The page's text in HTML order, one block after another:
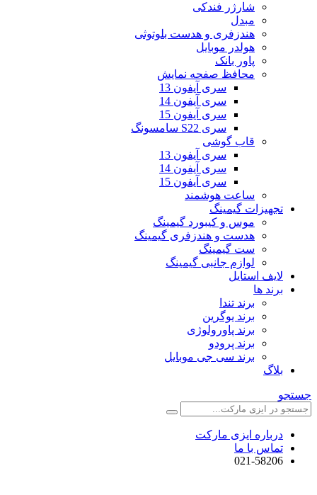
شارژر فندکی
مبدل
هندزفری و هدست بلوتوثی
هولدر موبایل
پاور بانک
محافظ صفحه نمایش
سری آیفون 13
سری آیفون 14
سری آیفون 15
سری S22 سامسونگ
قاب گوشی
سری آیفون 13
سری آیفون 14
سری آیفون 15
ساعت هوشمند
تجهیزات گیمینگ
موس و کیبورد گیمینگ
هدست و هندزفری گیمینگ
ست گیمینگ
لوازم جانبی گیمینگ
لایف استایل
برند ها
برند تندا
برند یوگرین
برند پاورولوژی
برند پرودو
برند سی جی موبایل
بلاگ
جستجو
درباره ایزی مارکت
تماس با ما
021-58206